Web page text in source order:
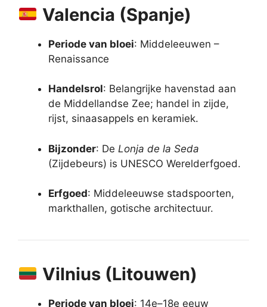
Valencia (Spanje)
Periode van bloei: Middeleeuwen –
Renaissance
Handelsrol: Belangrijke havenstad aan
de Middellandse Zee; handel in zijde,
rijst, sinaasappels en keramiek.
Bijzonder: De Lonja de la Seda
(Zijdebeurs) is UNESCO Werelderfgoed.
Erfgoed: Middeleeuwse stadspoorten,
markthallen, gotische architectuur.
Vilnius (Litouwen)
Periode van bloei: 14e–18e eeuw